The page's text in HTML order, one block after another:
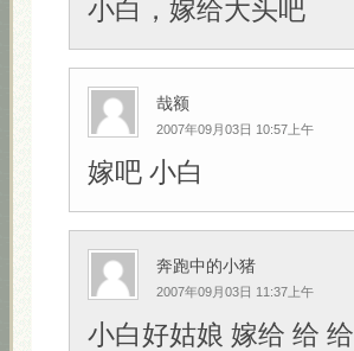
小白，嫁给大头吧
哉额
2007年09月03日 10:57上午
嫁吧 小白
奔跑中的小猪
2007年09月03日 11:37上午
小白好姑娘 嫁给 给